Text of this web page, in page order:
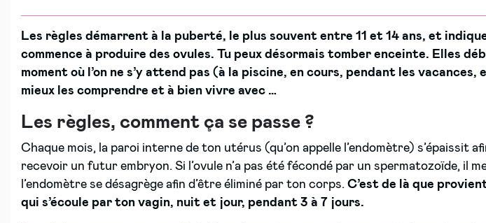
Les règles démarrent à la puberté, le plus souvent entre 11 et 14 ans, et
commence à produire des ovules. Tu peux désormais tomber enceinte. Elles
moment où l’on ne s’y attend pas (à la piscine, en cours, pendant les vacances,
mieux les comprendre et à bien vivre avec …
Les règles, comment ça se passe ?
Chaque mois, la paroi interne de ton utérus (qu’on appelle l’endomètre) s’épaissit
recevoir un futur embryon. Si l’ovule n’a pas été fécondé par un spermatozoïde, il
l’endomètre se désagrège afin d’être éliminé par ton corps. C’est de là que
qui s’écoule par ton vagin, nuit et jour, pendant 3 à 7 jours.